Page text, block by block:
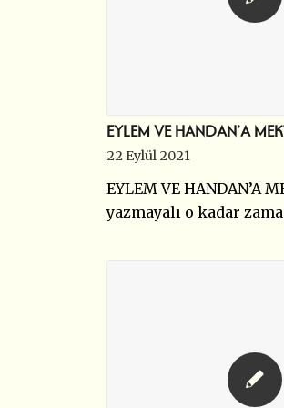
EYLEM VE HANDAN’A
22 Eylül 2021
EYLEM VE HANDAN’A
yazmayalı o kadar